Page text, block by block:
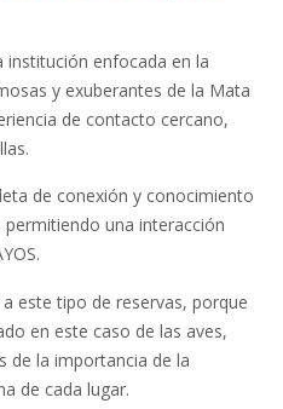
institución enfocada en la
y exuberantes de la Mata
de contacto cercano,
de conexión y conocimiento
una interacción
este tipo de reservas, porque
en este caso de las aves,
de la importancia de la
de cada lugar.